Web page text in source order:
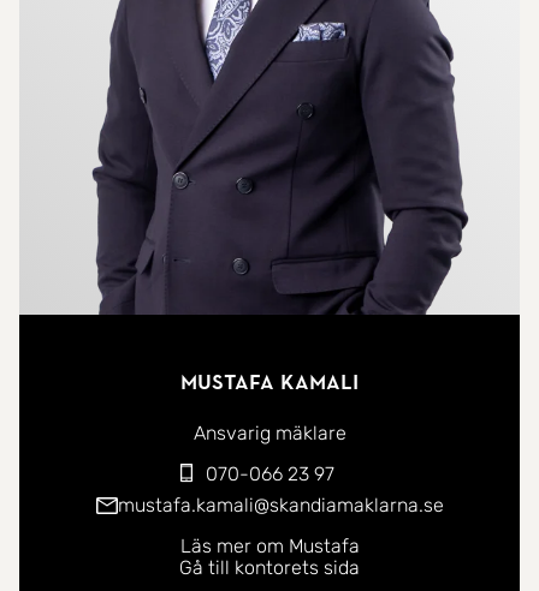
kommunikationer.
Almhög är ett perfekt område för dig som vill
kombinera lugnt boende med närhet till stadens
puls. Med goda kommunikationer i närheten blir
vardagspendlingen smidig och tidseffektiv,
samtidigt som du har tillgång till grönområden och
ett trivsamt kvarter.
Mustafa Kamali
Ansvarig mäklare
070-066 23 97
mustafa.kamali@skandiamaklarna.se
Läs mer om Mustafa
Gå till kontorets sida